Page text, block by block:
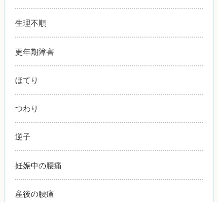
生理不順
更年期障害
ほてり
つわり
逆子
妊娠中の腰痛
産後の腰痛